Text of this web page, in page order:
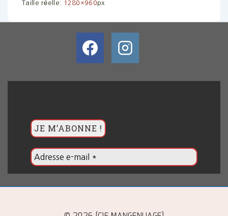
Taille réelle: 1280×960px